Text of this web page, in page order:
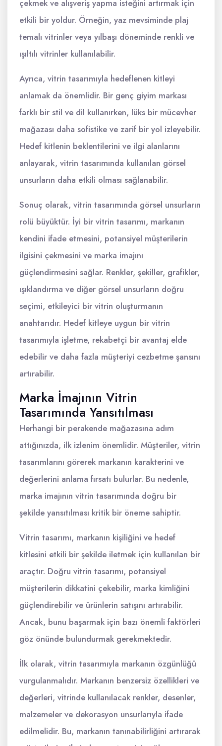
çekmek ve alışveriş yapma isteğini artırmak için
etkili bir yoldur. Örneğin, yaz mevsiminde plaj
temalı vitrinler veya yılbaşı döneminde renkli ve
ışıltılı vitrinler kullanılabilir.
Ayrıca, vitrin tasarımıyla hedeflenen kitleyi
anlamak da önemlidir. Bir genç giyim markası
farklı bir stil ve dil kullanırken, lüks bir mücevher
mağazası daha sofistike ve zarif bir yol izleyebilir.
Hedef kitlenin beklentilerini ve ilgi alanlarını
anlayarak, vitrin tasarımında kullanılan görsel
unsurların daha etkili olması sağlanabilir.
Sonuç olarak, vitrin tasarımında görsel unsurların
rolü büyüktür. İyi bir vitrin tasarımı, markanın
kendini ifade etmesini, potansiyel müşterilerin
ilgisini çekmesini ve marka imajını
güçlendirmesini sağlar. Renkler, şekiller, grafikler,
ışıklandırma ve diğer görsel unsurların doğru
seçimi, etkileyici bir vitrin oluşturmanın
anahtarıdır. Hedef kitleye uygun bir vitrin
tasarımıyla işletme, rekabetçi bir avantaj elde
edebilir ve daha fazla müşteriyi cezbetme şansını
artırabilir.
Marka İmajının Vitrin
Tasarımında Yansıtılması
Herhangi bir perakende mağazasına adım
attığınızda, ilk izlenim önemlidir. Müşteriler, vitrin
tasarımlarını görerek markanın karakterini ve
değerlerini anlama fırsatı bulurlar. Bu nedenle,
marka imajının vitrin tasarımında doğru bir
şekilde yansıtılması kritik bir öneme sahiptir.
Vitrin tasarımı, markanın kişiliğini ve hedef
kitlesini etkili bir şekilde iletmek için kullanılan bir
araçtır. Doğru vitrin tasarımı, potansiyel
müşterilerin dikkatini çekebilir, marka kimliğini
güçlendirebilir ve ürünlerin satışını artırabilir.
Ancak, bunu başarmak için bazı önemli faktörleri
göz önünde bulundurmak gerekmektedir.
İlk olarak, vitrin tasarımıyla markanın özgünlüğü
vurgulanmalıdır. Markanın benzersiz özellikleri ve
değerleri, vitrinde kullanılacak renkler, desenler,
malzemeler ve dekorasyon unsurlarıyla ifade
edilmelidir. Bu, markanın tanınabilirliğini artırarak